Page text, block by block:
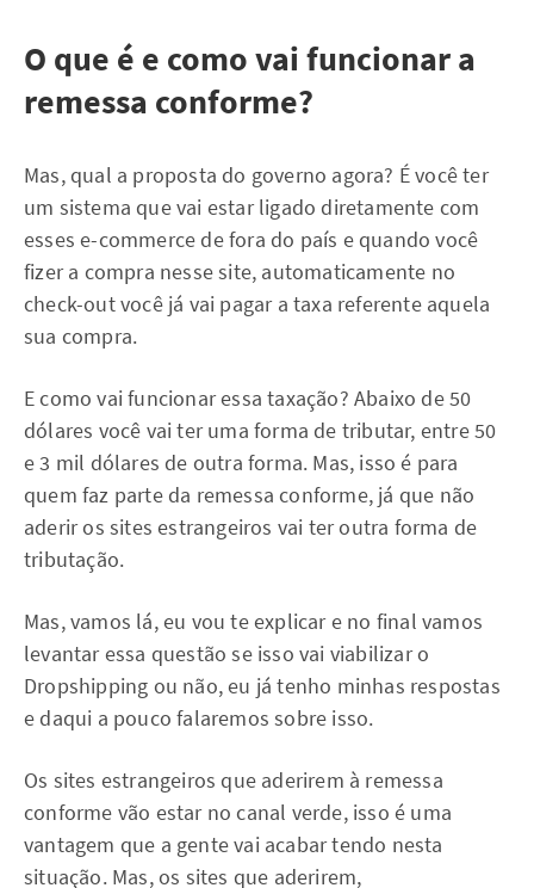
O que é e como vai funcionar a
remessa conforme?
Mas, qual a proposta do governo agora? É você ter
um sistema que vai estar ligado diretamente com
esses e-commerce de fora do país e quando você
fizer a compra nesse site, automaticamente no
check-out você já vai pagar a taxa referente aquela
sua compra.
E como vai funcionar essa taxação? Abaixo de 50
dólares você vai ter uma forma de tributar, entre 50
e 3 mil dólares de outra forma. Mas, isso é para
quem faz parte da remessa conforme, já que não
aderir os sites estrangeiros vai ter outra forma de
tributação.
Mas, vamos lá, eu vou te explicar e no final vamos
levantar essa questão se isso vai viabilizar o
Dropshipping ou não, eu já tenho minhas respostas
e daqui a pouco falaremos sobre isso.
Os sites estrangeiros que aderirem à remessa
conforme vão estar no canal verde, isso é uma
vantagem que a gente vai acabar tendo nesta
situação. Mas, os sites que aderirem,